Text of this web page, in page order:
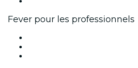
Fever pour les professionnels